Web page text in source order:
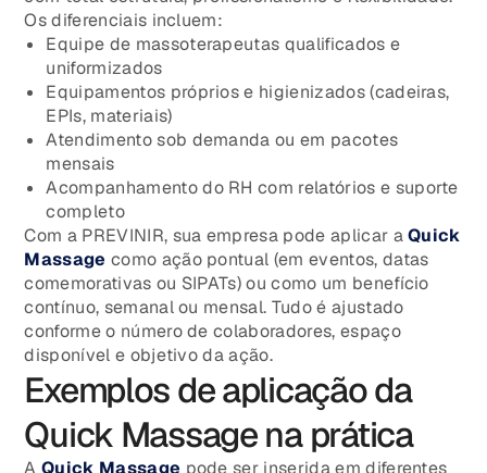
Os diferenciais incluem:
Equipe de massoterapeutas qualificados e
uniformizados
Equipamentos próprios e higienizados (cadeiras,
EPIs, materiais)
Atendimento sob demanda ou em pacotes
mensais
Acompanhamento do RH com relatórios e suporte
completo
Com a PREVINIR, sua empresa pode aplicar aQuick
Massage como ação pontual (em eventos, datas
comemorativas ou SIPATs) ou como um benefício
contínuo, semanal ou mensal. Tudo é ajustado
conforme o número de colaboradores, espaço
disponível e objetivo da ação.
Exemplos de aplicação da
Quick Massage na prática
AQuick Massage pode ser inserida em diferentes